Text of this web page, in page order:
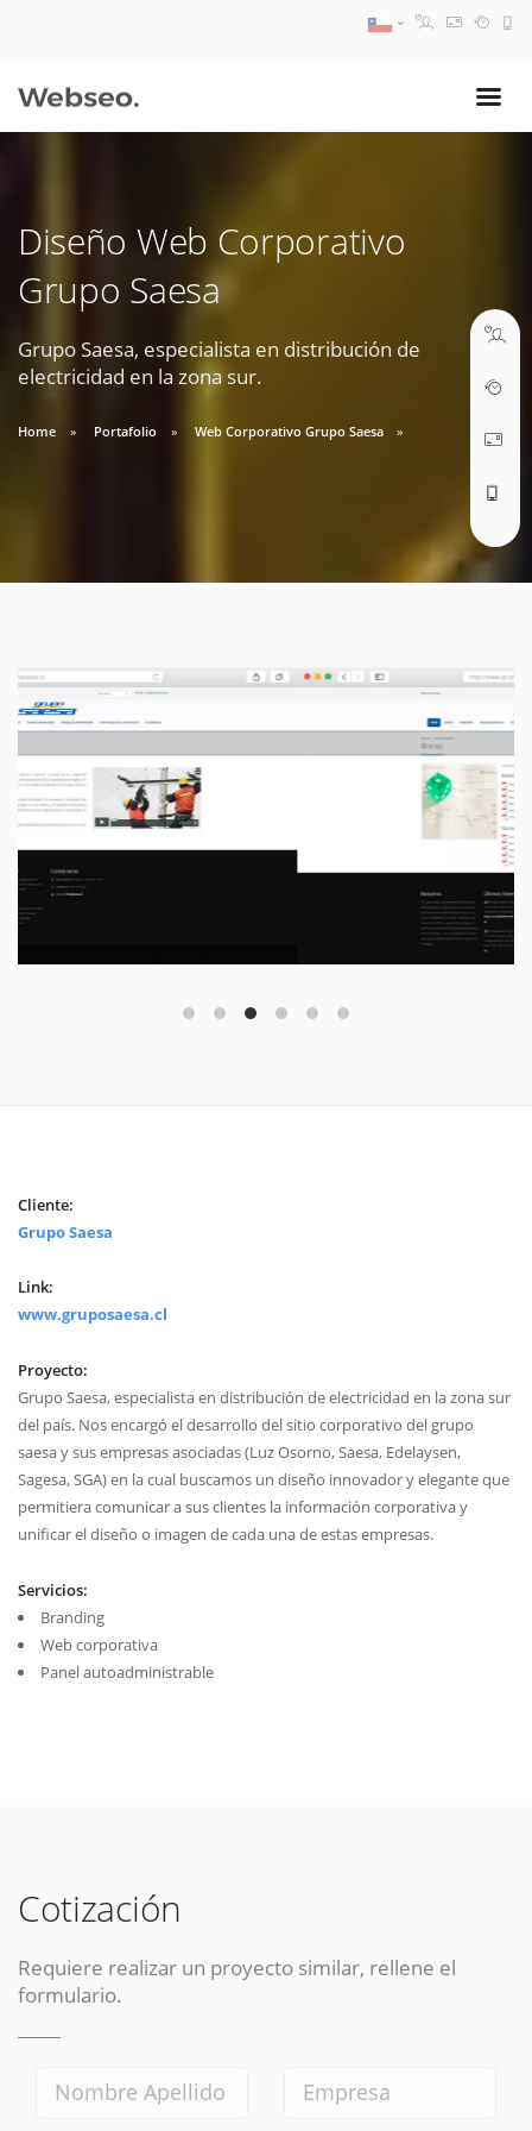
Diseño Web Corporativo
Grupo Saesa
Grupo Saesa, especialista en distribución de
electricidad en la zona sur.
Home Portafolio Web Corporativo Grupo Saesa
Cliente:
Grupo Saesa
Link:
www.gruposaesa.cl
Proyecto:
Grupo Saesa, especialista en distribución de electricidad en la zona sur
del país. Nos encargó el desarrollo del sitio corporativo del grupo
saesa y sus empresas asociadas (Luz Osorno, Saesa, Edelaysen,
Sagesa, SGA) en la cual buscamos un diseño innovador y elegante que
permitiera comunicar a sus clientes la información corporativa y
unificar el diseño o imagen de cada una de estas empresas.
Servicios:
Branding
Web corporativa
Panel autoadministrable
Cotización
Requiere realizar un proyecto similar, rellene el
formulario.
09:30 AM A 18:30 PM
soporte@webseo.cl